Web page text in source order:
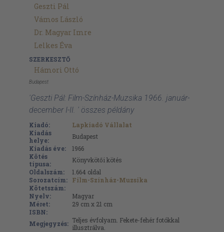
Geszti Pál
Vámos László
Dr. Magyar Imre
Lelkes Éva
SZERKESZTŐ
Hámori Ottó
Budapest
'Geszti Pál: Film-Színház-Muzsika 1966. január-
december I-II. ' összes példány
Kiadó:
Lapkiadó Vállalat
Kiadás
helye:
Budapest
Kiadás éve:
1966
Kötés
típusa:
Könyvkötői kötés
Oldalszám:
1.664 oldal
Sorozatcím:
Film-Színház-Muzsika
Kötetszám:
Nyelv:
Magyar
Méret:
29 cm x 21 cm
ISBN:
Megjegyzés: Teljes évfolyam. Fekete-fehér fotókkal
illusztrálva.